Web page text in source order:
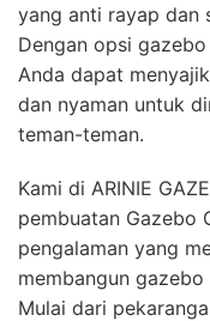
yang anti rayap dan
Dengan opsi gazebo
Anda dapat
dan nyaman untuk
teman-teman.
Kami di ARINIE
pembuatan Gazebo
pengalaman yang
membangun
Mulai dari